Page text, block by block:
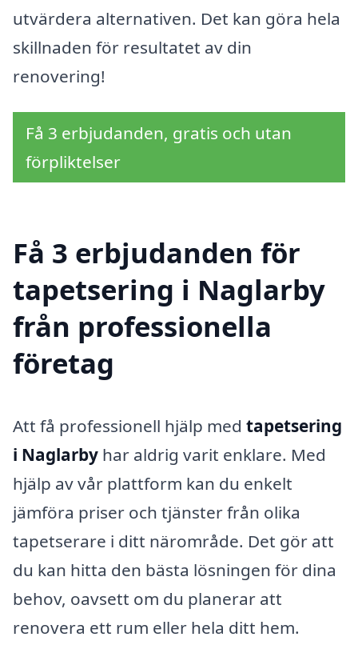
utvärdera alternativen. Det kan göra hela
skillnaden för resultatet av din
renovering!
Få 3 erbjudanden, gratis och utan
förpliktelser
Få 3 erbjudanden för
tapetsering i Naglarby
från professionella
företag
Att få professionell hjälp med tapetsering
i Naglarby har aldrig varit enklare. Med
hjälp av vår plattform kan du enkelt
jämföra priser och tjänster från olika
tapetserare i ditt närområde. Det gör att
du kan hitta den bästa lösningen för dina
behov, oavsett om du planerar att
renovera ett rum eller hela ditt hem.